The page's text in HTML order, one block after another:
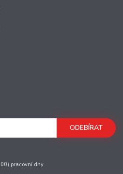
ODEBÍRAT
pracovní dny